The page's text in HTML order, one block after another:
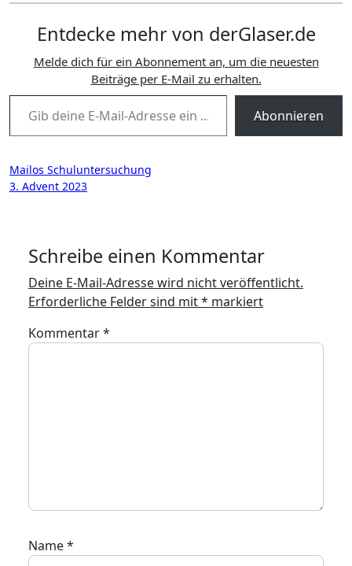
Entdecke mehr von derGlaser.de
Melde dich für ein Abonnement an, um die neuesten
Beiträge per E-Mail zu erhalten.
Gib deine E-Mail-Adresse ein ...
Abonnieren
Beitragsnavigation
Mailos Schuluntersuchung
3. Advent 2023
Schreibe einen Kommentar
Deine E-Mail-Adresse wird nicht veröffentlicht.
Erforderliche Felder sind mit* markiert
Kommentar*
Name*